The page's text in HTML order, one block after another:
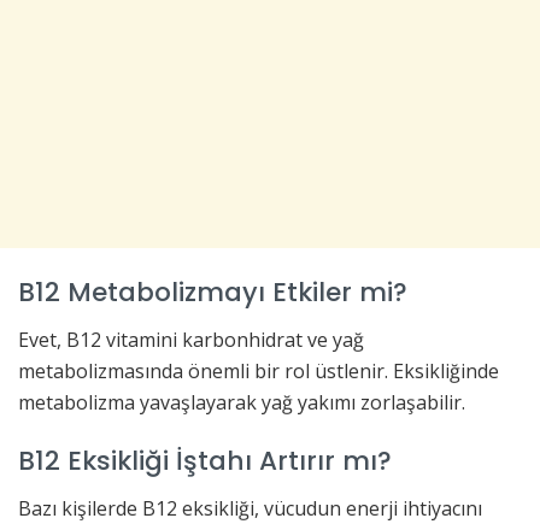
B12 Metabolizmayı Etkiler mi?
Evet, B12 vitamini karbonhidrat ve yağ
metabolizmasında önemli bir rol üstlenir. Eksikliğinde
metabolizma yavaşlayarak yağ yakımı zorlaşabilir.
B12 Eksikliği İştahı Artırır mı?
Bazı kişilerde B12 eksikliği, vücudun enerji ihtiyacını